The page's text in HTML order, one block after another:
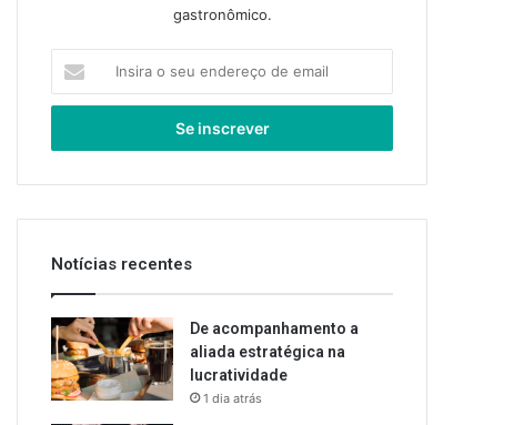
gastronômico.
seu
de
Notícias recentes
De acompanhamento a
aliada estratégica na
lucratividade
1 dia atrás